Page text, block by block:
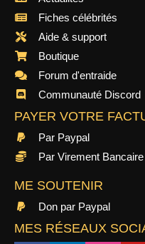
Fiches célébrités
Aide & support
Boutique
Forum d'entraide
Communauté Discord
PAYER VOTRE
Par Paypal
Par Virement Bancaire
ME SOUTENIR
Don par Paypal
MES RÉSEAUX